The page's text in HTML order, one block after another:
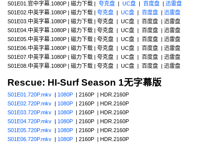
S01E01.官中字幕.1080P | 磁力下载 | 夸克盘 | UC盘 | 百度盘 | 迅雷盘
S01E02.中英字幕.1080P | 磁力下载 | 夸克盘 | UC盘 | 百度盘 | 迅雷盘
S01E03.中英字幕.1080P | 磁力下载 | 夸克盘 | UC盘 | 百度盘 | 迅雷盘
S01E04.中英字幕.1080P | 磁力下载 | 夸克盘 | UC盘 | 百度盘 | 迅雷盘
S01E05.中英字幕.1080P | 磁力下载 | 夸克盘 | UC盘 | 百度盘 | 迅雷盘
S01E06.中英字幕.1080P | 磁力下载 | 夸克盘 | UC盘 | 百度盘 | 迅雷盘
S01E07.中英字幕.1080P | 磁力下载 | 夸克盘 | UC盘 | 百度盘 | 迅雷盘
S01E08.中英字幕.1080P | 磁力下载 | 夸克盘 | UC盘 | 百度盘 | 迅雷盘
Rescue: HI-Surf Season 1无字幕版
S01E01.720P.mkv | 1080P | 2160P | HDR.2160P
S01E02.720P.mkv | 1080P | 2160P | HDR.2160P
S01E03.720P.mkv | 1080P | 2160P | HDR.2160P
S01E04.720P.mkv | 1080P | 2160P | HDR.2160P
S01E05.720P.mkv | 1080P | 2160P | HDR.2160P
S01E06.720P.mkv | 1080P | 2160P | HDR.2160P